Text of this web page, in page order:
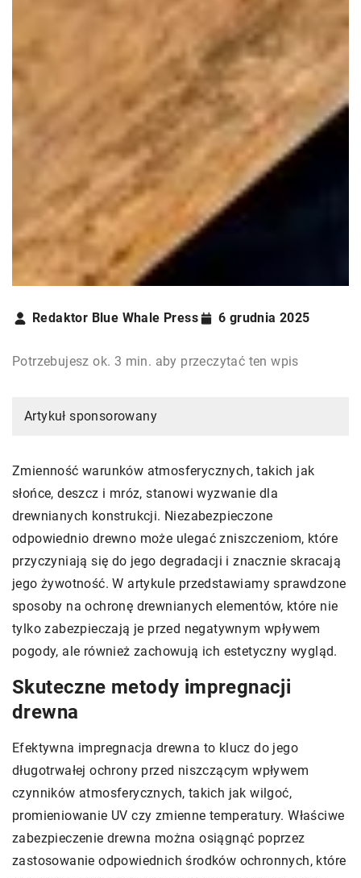
Redaktor Blue Whale Press 6 grudnia 2025
Potrzebujesz ok. 3 min. aby przeczytać ten wpis
Artykuł sponsorowany
Zmienność warunków atmosferycznych, takich jak
słońce, deszcz i mróz, stanowi wyzwanie dla
drewnianych konstrukcji. Niezabezpieczone
odpowiednio drewno może ulegać zniszczeniom, które
przyczyniają się do jego degradacji i znacznie skracają
jego żywotność. W artykule przedstawiamy sprawdzone
sposoby na ochronę drewnianych elementów, które nie
tylko zabezpieczają je przed negatywnym wpływem
pogody, ale również zachowują ich estetyczny wygląd.
Skuteczne metody impregnacji
drewna
Efektywna impregnacja drewna to klucz do jego
długotrwałej ochrony przed niszczącym wpływem
czynników atmosferycznych, takich jak wilgoć,
promieniowanie UV czy zmienne temperatury. Właściwe
zabezpieczenie drewna można osiągnąć poprzez
zastosowanie odpowiednich środków ochronnych, które